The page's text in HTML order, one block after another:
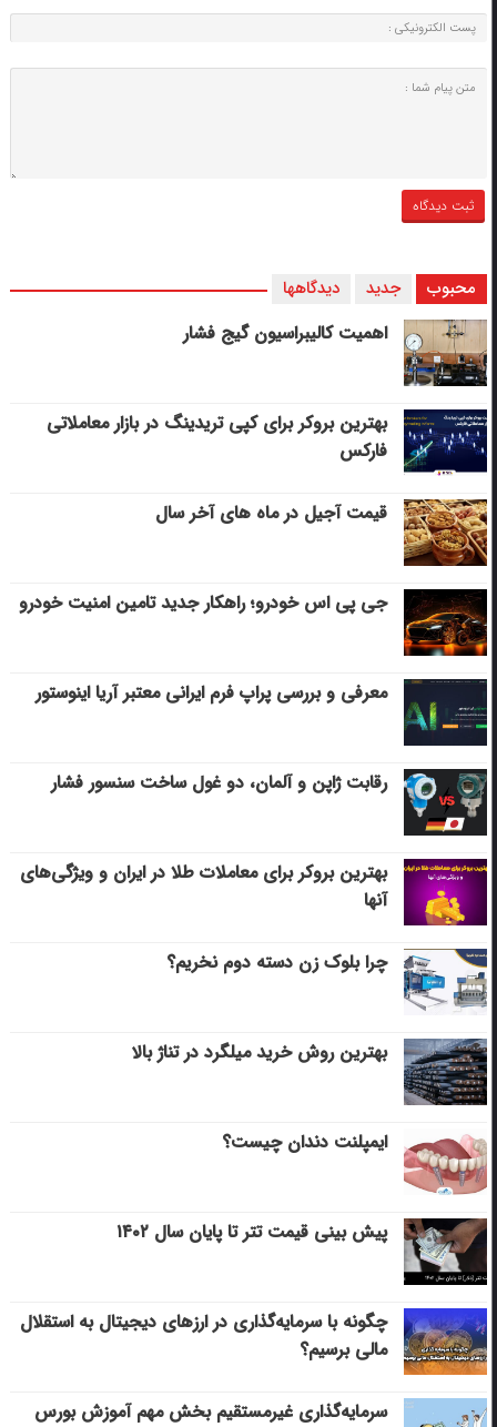
محبوب جدید دیدگاهها
اهمیت کالیبراسیون گیج فشار
بهترین بروکر برای کپی‌ تریدینگ در بازار معاملاتی
فارکس
قیمت آجیل در ماه های آخر سال
جی پی اس خودرو؛ راهکار جدید تامین امنیت خودرو
معرفی و بررسی پراپ فرم ایرانی معتبر آریا اینوستور
رقابت ژاپن و آلمان، دو غول ساخت سنسور فشار
بهترین بروکر برای معاملات طلا در ایران و ویژگی‌های
آنها
چرا بلوک زن دسته دوم نخریم؟
بهترین روش خرید میلگرد در تناژ بالا
ایمپلنت دندان چیست؟
پیش بینی قیمت تتر تا پایان سال ۱۴۰۲
چگونه با سرمایه‌گذاری در ارزهای دیجیتال به استقلال
مالی برسیم؟
سرمایه‌گذاری غیرمستقیم بخش مهم آموزش بورس